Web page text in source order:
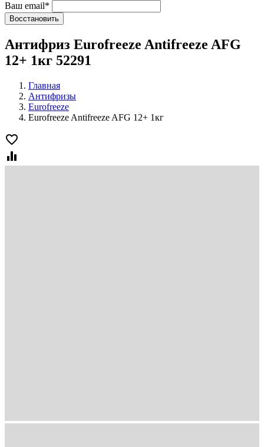
Ваш email*
Воcстановить
Антифриз Eurofreeze Antifreeze AFG
12+ 1кг 52291
Главная
Антифризы
Eurofreeze
Eurofreeze Antifreeze AFG 12+ 1кг
favorite_border
equalizer